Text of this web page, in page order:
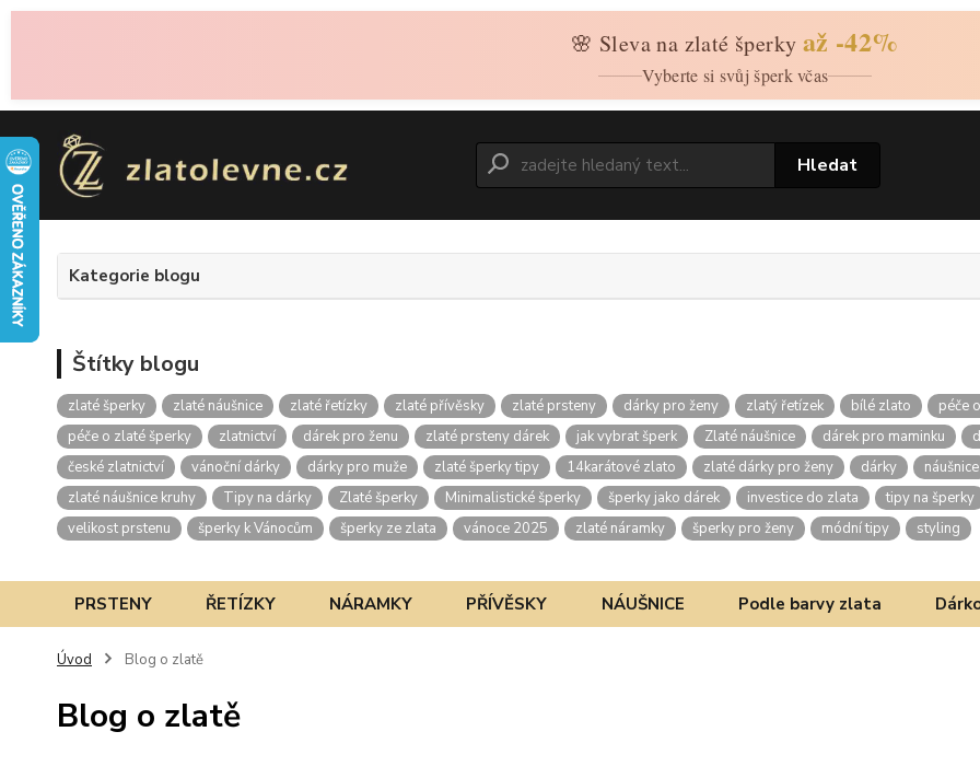
🌸 Sleva na zlaté šperky až -42%
Vyberte si svůj šperk včas
Hledat
Kategorie blogu
Štítky blogu
zlaté šperky zlaté náušnice zlaté řetízky zlaté přívěsky zlaté prsteny dárky pro ženy zlatý řetízek bílé zlato péče
péče o zlaté šperky
zlatnictví dárek pro ženu zlaté prsteny dárek jak vybrat šperk Zlaté náušnice dárek pro maminku
české zlatnictví
vánoční dárky dárky pro muže zlaté šperky tipy 14karátové zlato zlaté dárky pro ženy dárky náušnice
zlaté náušnice kruhy
Tipy na dárky Zlaté šperky Minimalistické šperky šperky jako dárek investice do zlata tipy na šperky
velikost prstenu
šperky k Vánocům šperky ze zlata vánoce 2025 zlaté náramky šperky pro ženy módní tipy styling
PRSTENY ŘETÍZKY NÁRAMKY PŘÍVĚSKY NÁUŠNICE Podle barvy zlata
Úvod Blog o zlatě
Blog o zlatě